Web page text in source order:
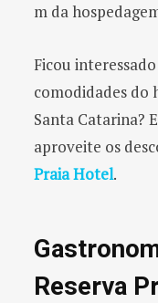
m da
Ficou
comodidades do
Santa Catarina?
aproveite os
Praia Hotel.
Reserva